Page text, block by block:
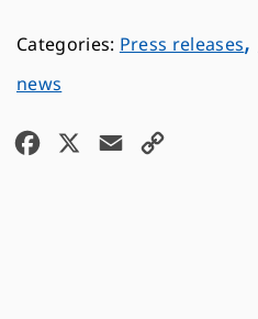
Press releases,
news